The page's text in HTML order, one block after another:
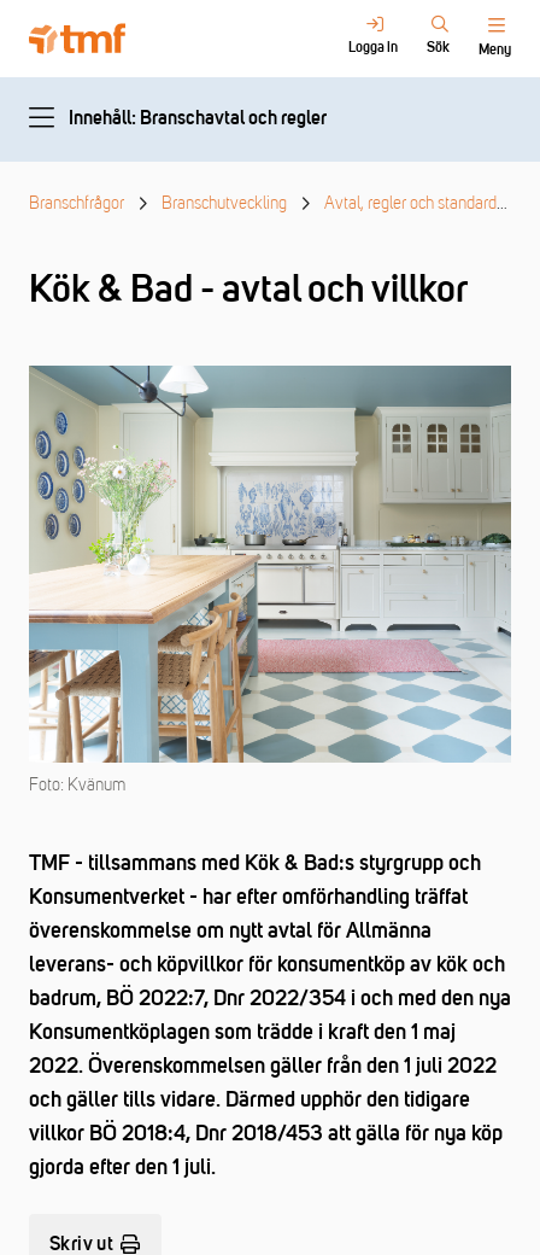
Logga in Sök Meny
Innehåll: Branschavtal och regler
Branschfrågor Branschutveckling Avtal, regler och standarder
Kök & Bad - avtal och villkor
Foto: Kvänum
TMF - tillsammans med Kök & Bad:s styrgrupp och
Konsumentverket - har efter omförhandling träffat
överenskommelse om nytt avtal för Allmänna
leverans- och köpvillkor för konsumentköp av kök och
badrum, BÖ 2022:7, Dnr 2022/354 i och med den nya
Konsumentköplagen som trädde i kraft den 1 maj
2022. Överenskommelsen gäller från den 1 juli 2022
och gäller tills vidare. Därmed upphör den tidigare
villkor BÖ 2018:4, Dnr 2018/453 att gälla för nya köp
gjorda efter den 1 juli.
Skriv ut